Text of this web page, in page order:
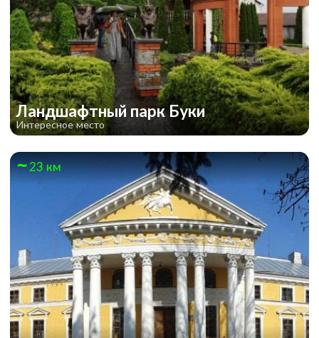
Ландшафтный парк Буки
Интересное место
23 км